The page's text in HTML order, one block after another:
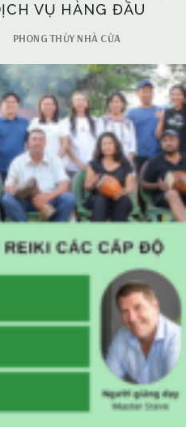
VỤ HÀNG ĐẦU
PHONG THỦY NHÀ CỬA